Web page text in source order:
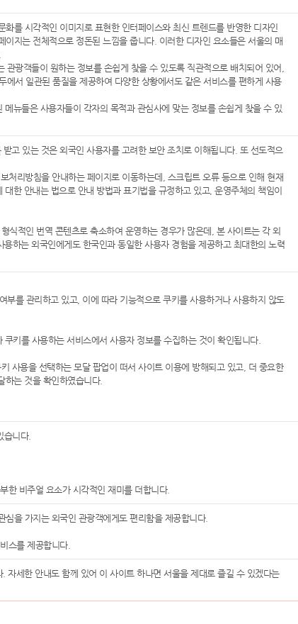
를 시각적인 이미지로 표현한 인터페이스와 최신 트렌드를 반영한 디자인
지는 전체적으로 정돈된 느낌을 줍니다. 이러한 디자인 요소들은 서울의 매
광객들이 원하는 정보를 손쉽게 찾을 수 있도록 직관적으로 배치되어 있어,
서 일관된 품질을 제공하여 다양한 상황에서도 같은 서비스를 편하게 사용
뉴들은 사용자들이 각자의 목적과 관심사에 맞는 정보를 손쉽게 찾을 수 있
고 있는 것은 외국인 사용자를 고려한 보안 조치로 이해됩니다. 또 선도적으
리방침을 안내하는 페이지로 이동하는데, 스크립트 오류 등으로 인해 현재
한 안내는 법으로 안내 방법과 표기법을 규정하고 있고, 운영주체의 책임이
식적인 번역 콘텐츠로 축소하여 운영하는 경우가 많은데, 본 사이트는 각 외
하는 외국인에게도 한국인과 동일한 사용자 경험을 제공하고 최대한의 노력
를 관리하고 있고, 이에 따라 기능적으로 쿠키를 사용하거나 사용하지 않도
키를 사용하는 서비스에서 사용자 정보를 수집하는 것이 확인됩니다.
사용을 선택하는 모달 팝업이 떠서 사이트 이용에 방해되고 있고, 더 중요한
는 것을 확인하였습니다.
습니다.
한 비주얼 요소가 시각적인 재미를 더합니다.
을 가지는 외국인 관광객에게도 편리함을 제공합니다.
스를 제공합니다.
세한 안내도 함께 있어 이 사이트 하나면 서울을 제대로 즐길 수 있겠다는